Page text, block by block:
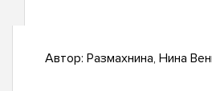
Автор: Размахнина, Нина